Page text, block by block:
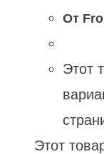
От
Этот
Этот